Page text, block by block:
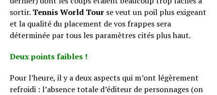
sortir. Tennis World Tour se veut un poil plus exigeant
et la qualité du placement de vos frappes sera
déterminée par tous les paramètres cités plus haut.
Deux points faibles !
Pour l’heure, il y a deux aspects qui m’ont légèrement
refroidi : l’absence totale d’éditeur de personnages (on